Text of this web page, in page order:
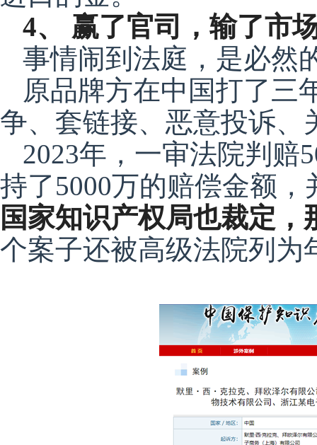
4、 赢了官司，输了市
事情闹到法庭，是必然
原品牌方在中国打了三
争、套链接、恶意投诉、
2023年，一审法院判赔
持了5000万的赔偿金额，
国家知识产权局也裁定
个案子还被高级法院列为